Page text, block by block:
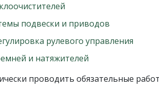
подвески и приводов
рулевого управления
и натяжителей
проводить обязательные